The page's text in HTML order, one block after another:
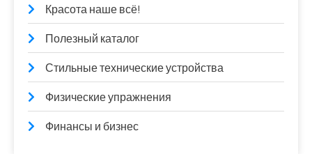
Красота наше всё!
Полезный каталог
Стильные технические устройства
Физические упражнения
Финансы и бизнес